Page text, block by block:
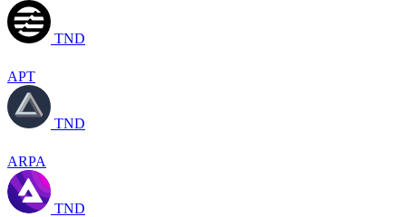
TND
APT
TND
ARPA
TND